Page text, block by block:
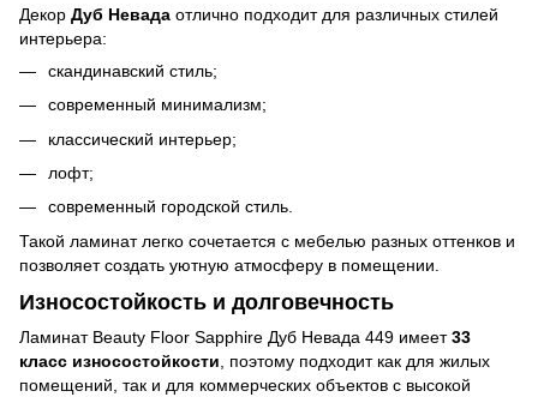
Декор Дуб Невада отлично подходит для различных стилей
интерьера:
скандинавский стиль;
современный минимализм;
классический интерьер;
лофт;
современный городской стиль.
Такой ламинат легко сочетается с мебелью разных оттенков и
позволяет создать уютную атмосферу в помещении.
Износостойкость и долговечность
Ламинат Beauty Floor Sapphire Дуб Невада 449 имеет33
класс износостойкости, поэтому подходит как для жилых
помещений, так и для коммерческих объектов с высокой